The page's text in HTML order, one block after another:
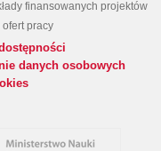
finansowanych projektów
ofert pracy
danych osobowych